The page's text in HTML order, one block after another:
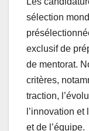
sélection
exclusif de
de mentorat.
critères,
traction,
l’innovation
et de l’équipe.